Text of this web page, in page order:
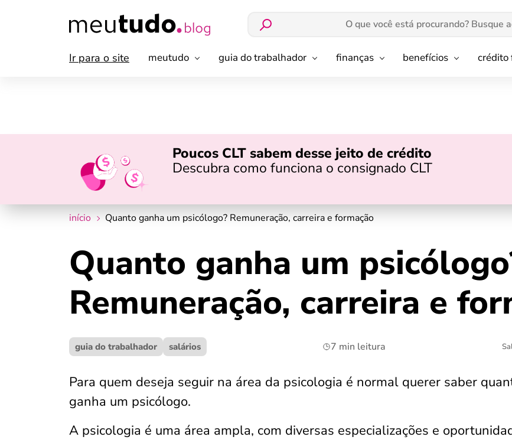
Ir para o site meutudo guia do trabalhador finanças benefícios crédito
Poucos CLT sabem desse jeito de crédito
Descubra como funciona o consignado CLT
início Quanto ganha um psicólogo? Remuneração, carreira e formação
Quanto ganha um
Remuneração, carreira e
guia do trabalhador salários 7 min leitura
Para quem deseja seguir na área da psicologia é normal querer saber
ganha um psicólogo.
A psicologia é uma área ampla, com diversas especializações e